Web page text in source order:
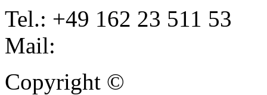
Tel.: +49 162 23 511 53
Mail:
Copyright ©